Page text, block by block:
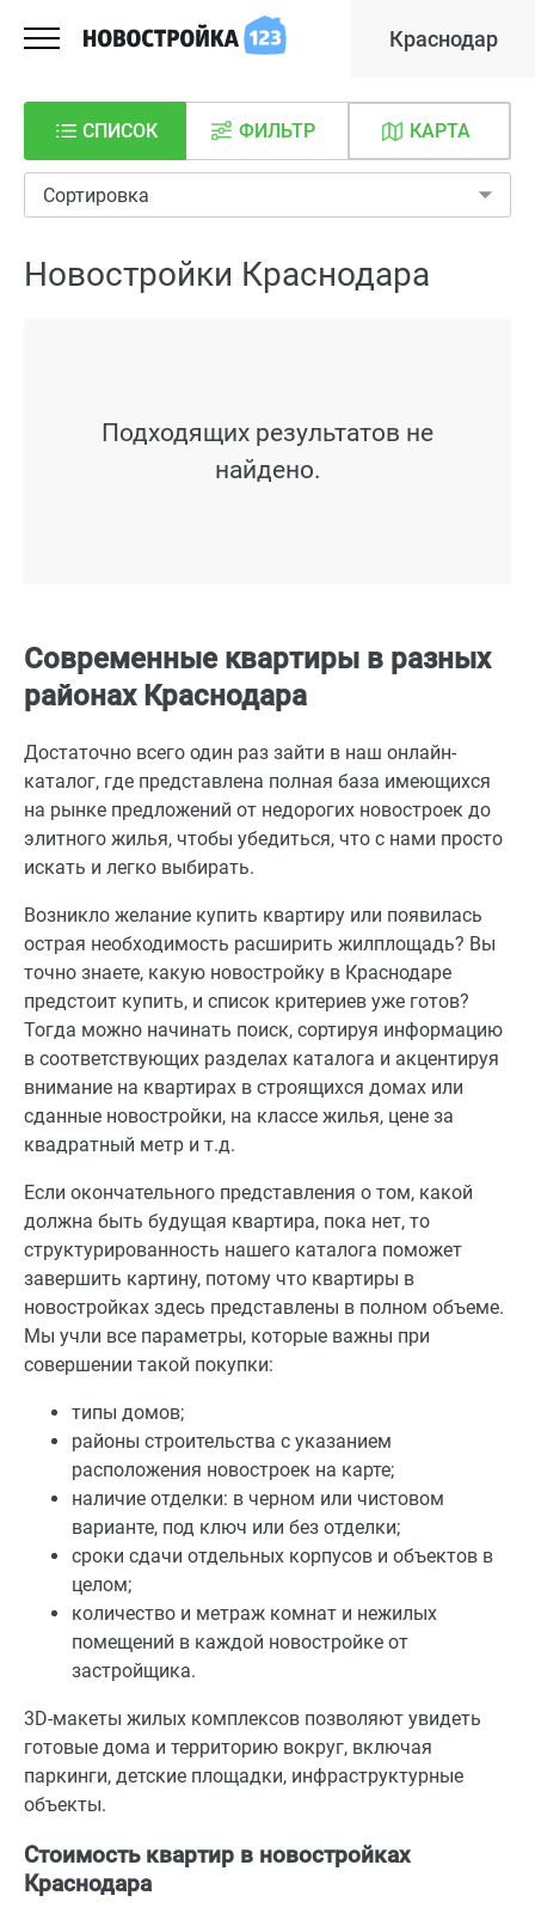
Краснодар
СПИСОК КАРТА
ФИЛЬТР
Сортировка
Новостройки Краснодара
Подходящих результатов не
найдено.
Современные квартиры в разных
районах Краснодара
Достаточно всего один раз зайти в наш онлайн-
каталог, где представлена полная база имеющихся
на рынке предложений от недорогих новостроек до
элитного жилья, чтобы убедиться, что с нами просто
искать и легко выбирать.
Возникло желание купить квартиру или появилась
острая необходимость расширить жилплощадь? Вы
точно знаете, какую новостройку в Краснодаре
предстоит купить, и список критериев уже готов?
Тогда можно начинать поиск, сортируя информацию
в соответствующих разделах каталога и акцентируя
внимание на квартирах в строящихся домах или
сданные новостройки, на классе жилья, цене за
квадратный метр и т.д.
Если окончательного представления о том, какой
должна быть будущая квартира, пока нет, то
структурированность нашего каталога поможет
завершить картину, потому что квартиры в
новостройках здесь представлены в полном объеме.
Мы учли все параметры, которые важны при
совершении такой покупки:
типы домов;
районы строительства с указанием
расположения новостроек на карте;
наличие отделки: в черном или чистовом
варианте, под ключ или без отделки;
сроки сдачи отдельных корпусов и объектов в
целом;
количество и метраж комнат и нежилых
помещений в каждой новостройке от
застройщика.
3D-макеты жилых комплексов позволяют увидеть
готовые дома и территорию вокруг, включая
паркинги, детские площадки, инфраструктурные
объекты.
Стоимость квартир в новостройках
Краснодара